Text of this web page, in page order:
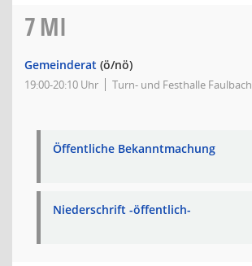
7MI
Gemeinderat (ö/nö)
19:00-20:10 Uhr Turn- und Festhalle Faulbach
Öffentliche Bekanntmachung
Niederschrift -öffentlich-